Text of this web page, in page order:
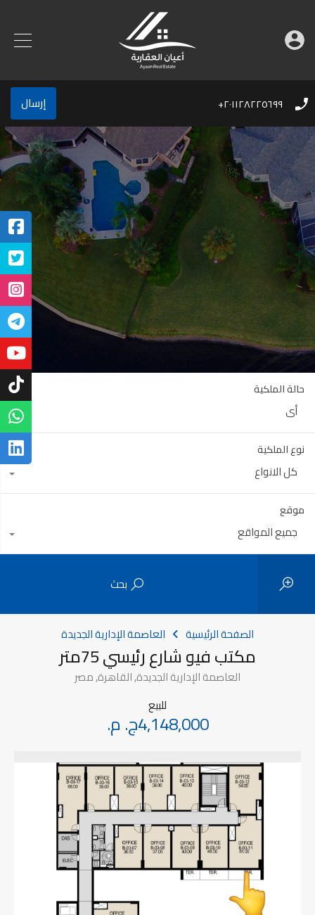
٢٠١١٢٨٢٢٥٦٩٩+ إرسال
حالة الملكية
أي
نوع الملكية
كل الانواع
موقع
جميع المواقع
بحث
الصفحة الرئيسية العاصمة الإدارية الجديدة
مكتب فيو شارع رئيسي 75متر
العاصمة الإدارية الجديدة, القاهرة, مصر
للبيع
4,148,000ج. م.